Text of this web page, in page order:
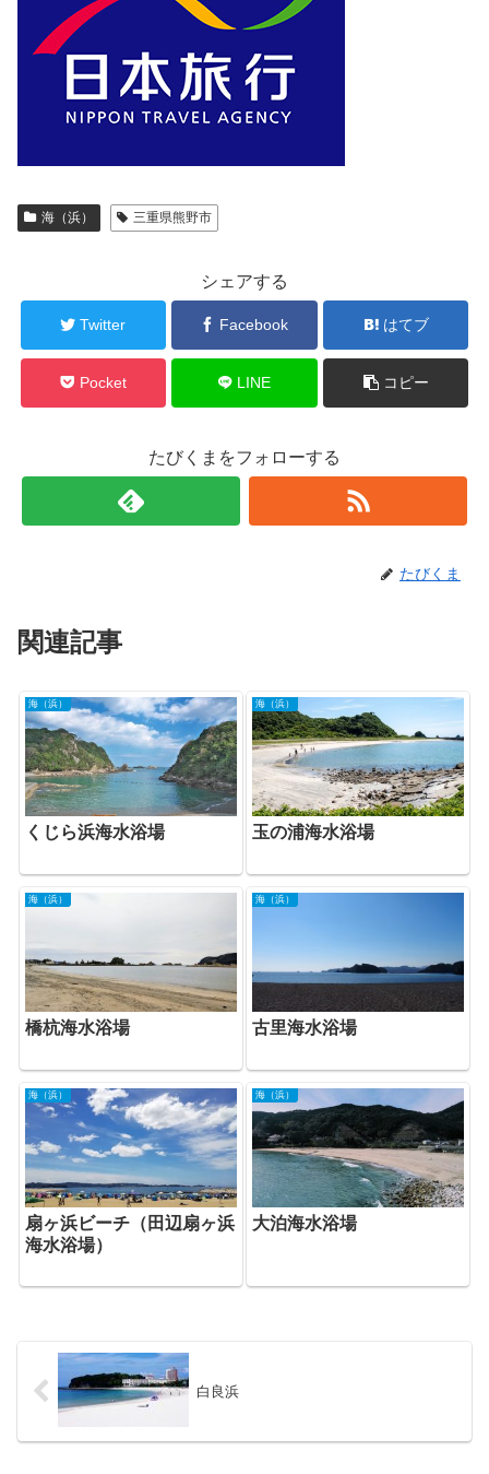
海（浜） 三重県熊野市
シェアする
Twitter Facebook はてブ
Pocket LINE コピー
たびくまをフォローする
たびくま
関連記事
海（浜）
くじら浜海水浴場
海（浜）
玉の浦海水浴場
海（浜）
橋杭海水浴場
海（浜）
古里海水浴場
海（浜）
扇ヶ浜ビーチ（田辺扇ヶ浜
海水浴場）
海（浜）
大泊海水浴場
白良浜